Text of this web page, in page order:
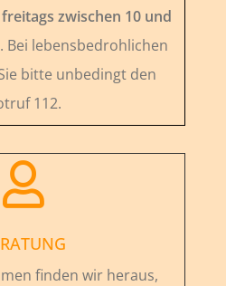
zwischen 10 und
Bei lebensbedrohlichen
bitte unbedingt den
112.

finden wir heraus,